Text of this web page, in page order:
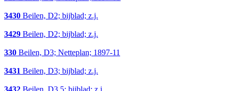
3430 Beilen, D2; bijblad; z.j.
3429 Beilen, D2; bijblad; z.j.
330 Beilen, D3; Netteplan; 1897-11
3431 Beilen, D3; bijblad; z.j.